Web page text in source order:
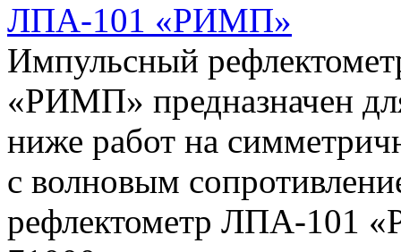
ЛПА-101 «РИМП»
Импульсный
«РИМП» предназначен
ниже работ на
с волновым
рефлектометр ЛПА-101